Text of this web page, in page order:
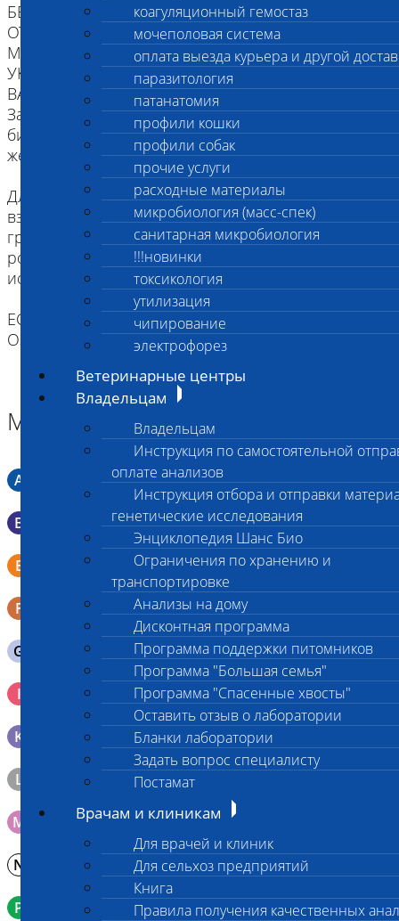
коагуляционный гемостаз
мочеполовая система
оплата выезда курьера и другой
паразитология
патанатомия
профили кошки
профили собак
прочие услуги
расходные материалы
микробиология (масс-спек)
санитарная микробиология
!!!новинки
токсикология
утилизация
чипирование
электрофорез
Ветеринарные центры
Владельцам
Владельцам
Инструкция по самостоятельной
оплате анализов
Инструкция отбора и отправки
генетические исследования
Энциклопедия Шанс Био
Ограничения по хранению и
транспортировке
Анализы на дому
Дисконтная программа
Программа поддержки питомников
Программа "Большая семья"
Программа "Спасенные хвосты"
Оставить отзыв о лаборатории
Бланки лаборатории
Задать вопрос специалисту
Постамат
Врачам и клиникам
Для врачей и клиник
Для сельхоз предприятий
Книга
Правила получения качественных
БЕЗ ИДЕНТИФИКАЦИИ, МЫ НЕ НЕСЕМ
ОТВЕТСТВЕННОСТИ, ЧТО ПРИСЛАННЫЙ
МАТЕРИАЛ ПРИНАДЛЕЖИТ ЖИВОТНОМУ
УКАЗАННОМУ В НАПРАВЛЕНИИ.
ВАЖНО для взятия буккального эпителия:
За два часа до проведения процедуры взятия
биоматериала животное следует не кормить,
желательна изоляция от других животных.
Для щенков и котят как минимум за два часа до
взятия биоматериала надо исключить кормление
грудным молоком. Рекомендуется промыть
ротовую полость водой (для удобства можно
использовать шприц).
ЕСЛИ ВЫ ДОСТАВЛЯЕТЕ ТОЛЬКО МАТЕРИАЛ,
ОЗНАКОМТЕСЬ С ИНСТРУКЦИЕЙ
Материал
A Мазок в пробирку со средой Кери-Блера
B Мазок в пробирку со средой Эймса (Стюарта)
E
Смывы со слизистых в пробирку Эппендорфа (с
физраствором 0.5 мл)
F Кал в контейнере с ложечкой
G Содержимое желудка 10-30 мл
I
Кровь 2-3 мл. на фильтр-бумаге, высушенная для
генетических исследований
K Образец тканей в контейнере с 10% раствором формалина
L Материал берется только в лаборатории!
M Мазок на стекло
N Молоко в контейнере 10-30 мл
P Кровь в пробирку с К3ЭДТА (К2ЭДТА)